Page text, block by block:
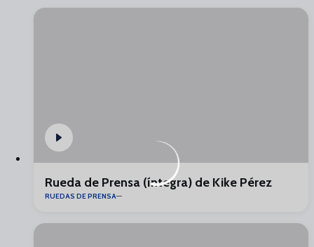
Rueda de Prensa (íntegra) de Kike Pérez
RUEDAS DE PRENSA